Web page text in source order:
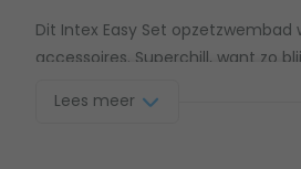
Dit Intex Easy Set
accessoires. Superchill, want zo
jou filter en de kids genieten de
Lees meer